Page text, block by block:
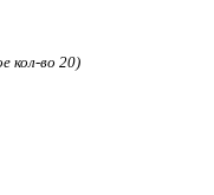
кол-во 20)